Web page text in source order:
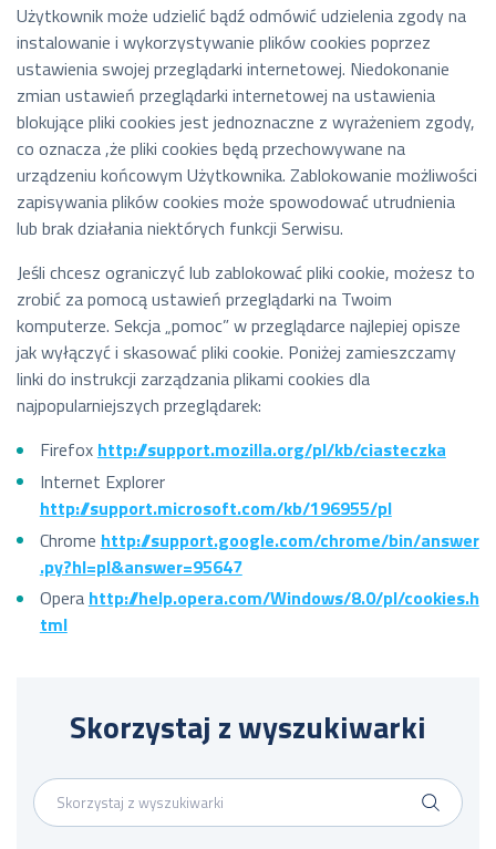
Użytkownik może udzielić bądź odmówić udzielenia zgody na
instalowanie i wykorzystywanie plików cookies poprzez
ustawienia swojej przeglądarki internetowej. Niedokonanie
zmian ustawień przeglądarki internetowej na ustawienia
blokujące pliki cookies jest jednoznaczne z wyrażeniem zgody,
co oznacza ,że pliki cookies będą przechowywane na
urządzeniu końcowym Użytkownika. Zablokowanie możliwości
zapisywania plików cookies może spowodować utrudnienia
lub brak działania niektórych funkcji Serwisu.
Jeśli chcesz ograniczyć lub zablokować pliki cookie, możesz to
zrobić za pomocą ustawień przeglądarki na Twoim
komputerze. Sekcja „pomoc” w przeglądarce najlepiej opisze
jak wyłączyć i skasować pliki cookie. Poniżej zamieszczamy
linki do instrukcji zarządzania plikami cookies dla
najpopularniejszych przeglądarek:
Firefox http://support.mozilla.org/pl/kb/ciasteczka
Internet Explorer
http://support.microsoft.com/kb/196955/pl
Chrome http://support.google.com/chrome/bin/answer
.py?hl=pl&answer=95647
Opera http://help.opera.com/Windows/8.0/pl/cookies.h
tml
Skorzystaj z wyszukiwarki